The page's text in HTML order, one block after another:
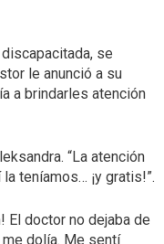
se
le anunció a su
a brindarles atención
“La atención
teníamos… ¡y gratis!”.
El doctor no dejaba de
dolía. Me sentí